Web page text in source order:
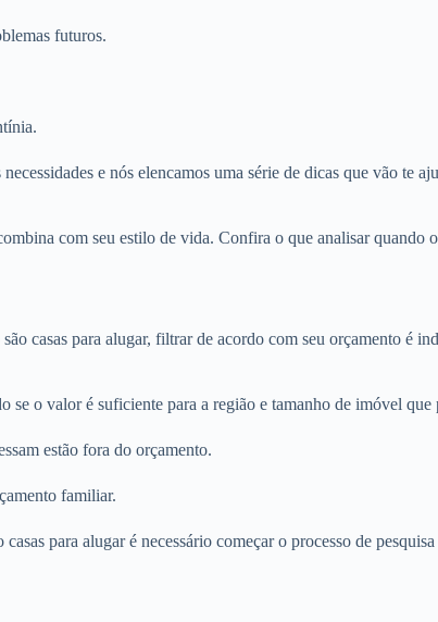
futuros.
e nós elencamos uma série de dicas que vão te
com seu estilo de vida. Confira o que analisar quando
casas para alugar, filtrar de acordo com seu orçamento é
se o valor é suficiente para a região e tamanho de imóvel que
estão fora do orçamento.
familiar.
para alugar é necessário começar o processo de